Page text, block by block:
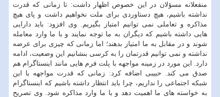
منفعلانه مسؤلان در این خصوص اظهار داشت: تا زمانی که قدرت
نداشته باشیم، هیچ دستاوردی برای ملت نخواهیم داشت و پای هیچ
مذاکره و تعاملی نمی توانیم امتیاز بگیریم. وی افزود: باید دارایی
هایی داشته باشیم که دیگران به ما توجه نمایند و با ما وارد معامله
شوند و در مقابل به ما امتیاز بدهند؛ اما زمانی که چیزی برای عرضه
نداشته و نمی توانیم قدرتمان را به کرسی بنشانیم این وضعیت، ادامه
دارد. این مورد در زمینه مواجهه با پلت فرم هایی مانند اینستاگرام هم
صدق می کند. حبیبی اضافه کرد: زمانی که قدرت مواجهه با این
شبکه اجتماعی را نداریم، چرا باید انتظار داشته باشیم که اینستاگرام
به خواسته های ما اهمیت دهد و با ما وارد مذاکره شود. وی تصریح